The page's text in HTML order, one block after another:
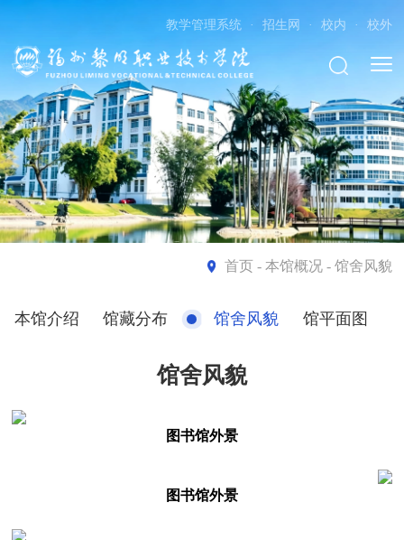
教学管理系统 · 招生网 · 校内 · 校外
首页- 本馆概况 - 馆舍风貌
本馆介绍 馆藏分布 馆舍风貌 馆平面图
馆舍风貌
图书馆外景
图书馆外景